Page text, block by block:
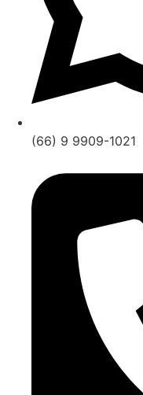
(66) 9 9909-1021